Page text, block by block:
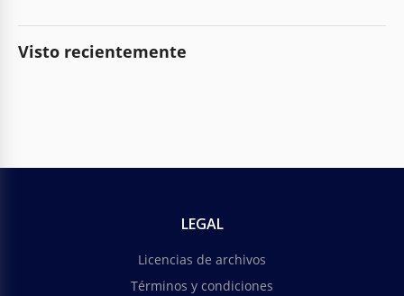
Visto recientemente
LEGAL
Licencias de archivos
Términos y condiciones